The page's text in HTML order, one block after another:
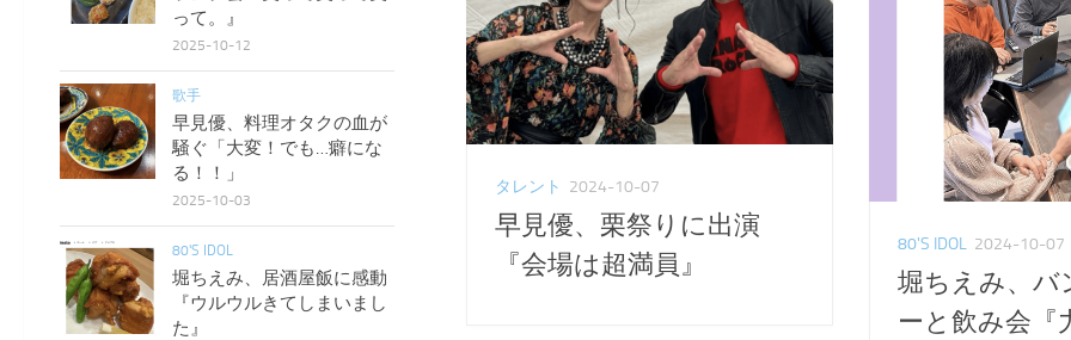
タレント 2024-10-07
早見優、栗祭りに出演
『会場は超満員』
80'S IDOL 2024-10-07
堀ちえみ、バ
ーと飲み会『
って。』
2025-10-12
歌手
早見優、料理オタクの血が
騒ぐ「大変！でも…癖にな
る！！」
2025-10-03
80'S IDOL
堀ちえみ、居酒屋飯に感動
『ウルウルきてしまいまし
た』